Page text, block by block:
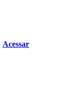
Acessar